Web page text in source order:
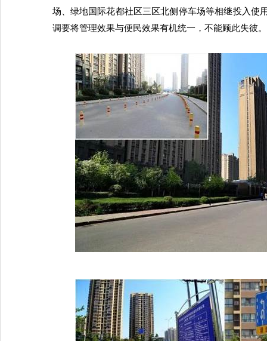
场、绿地国际花都社区三区北侧停车场等相继投入使
调要将管理效果与便民效果有机统一，不能顾此失彼